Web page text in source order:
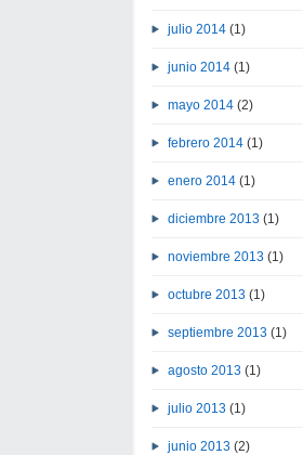
julio 2014(1)
junio 2014(1)
mayo 2014(2)
febrero 2014(1)
enero 2014(1)
diciembre 2013 (1)
noviembre 2013 (1)
octubre 2013 (1)
septiembre 2013 (1)
agosto 2013 (1)
julio 2013 (1)
junio 2013 (2)